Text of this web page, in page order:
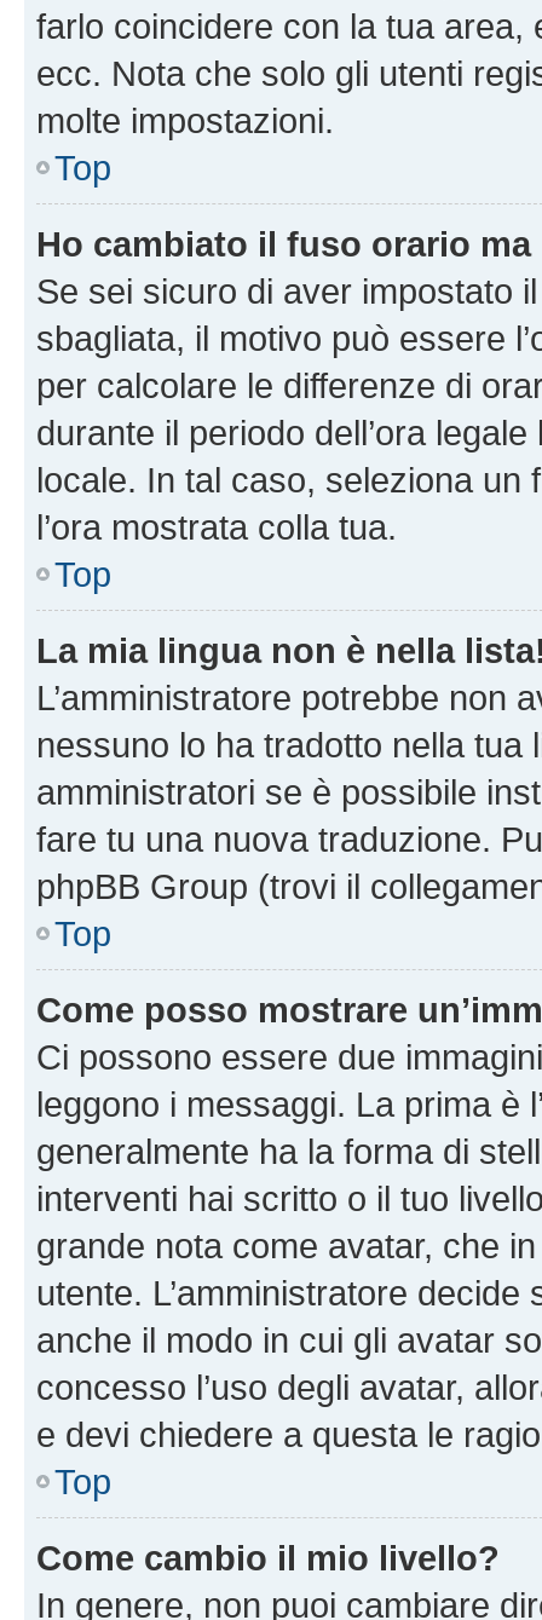
farlo coincidere con la tua area,
ecc. Nota che solo gli utenti
molte impostazioni.
Top
Ho cambiato il fuso orario ma
Se sei sicuro di aver impostato
sbagliata, il motivo può essere
per calcolare le differenze di
durante il periodo dell’ora
locale. In tal caso, seleziona
l’ora mostrata colla tua.
Top
La mia lingua non è nella
L’amministratore potrebbe non
nessuno lo ha tradotto nella tua
amministratori se è possibile
fare tu una nuova traduzione.
phpBB Group (trovi il
Top
Come posso mostrare
Ci possono essere due
leggono i messaggi. La prima è
generalmente ha la forma di
interventi hai scritto o il tuo
grande nota come avatar, che
utente. L’amministratore
anche il modo in cui gli avatar
concesso l’uso degli avatar,
e devi chiedere a questa le
Top
Come cambio il mio livello?
In genere, non puoi cambiare